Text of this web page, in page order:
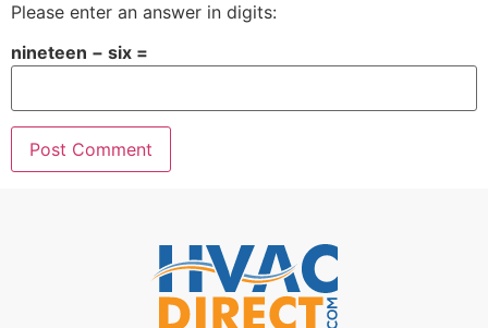
Please enter an answer in digits:
nineteen − six =